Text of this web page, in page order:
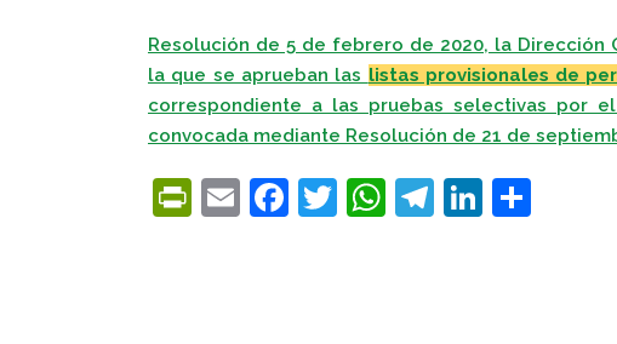
Resolución de 5 de febrero de 2020, la Dirección
la que se aprueban las listas provisionales de
correspondiente a las pruebas selectivas por
convocada mediante Resolución de 21 de
PrintFriendly
EmailFacebook
Twitter
WhatsApp
Telegram